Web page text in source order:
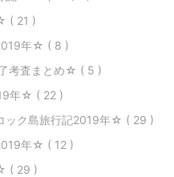
( 21 )
年☆ ( 8 )
考査まとめ☆ ( 5 )
年☆ ( 22 )
ック島旅行記2019年☆ ( 29 )
年☆ ( 12 )
( 29 )